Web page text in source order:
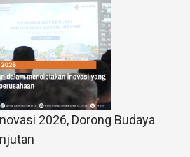
2026, Dorong Budaya